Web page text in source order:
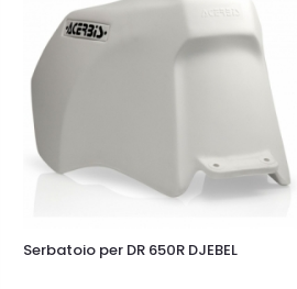
Serbatoio per DR 650R DJEBEL